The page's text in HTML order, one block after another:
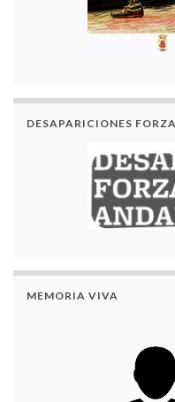
DESAPARICIONES
MEMORIA VIVA